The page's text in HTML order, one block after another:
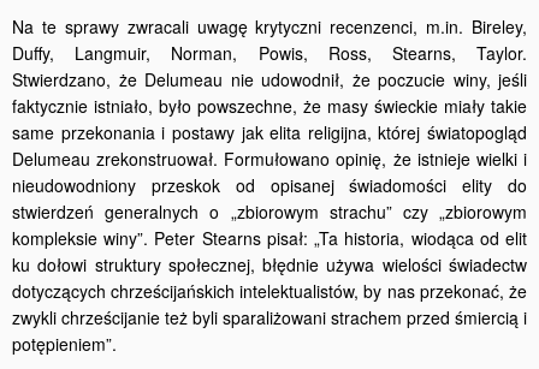
Na te sprawy zwracali uwagę krytyczni recenzenci, m.in. Bireley,
Duffy, Langmuir, Norman, Powis, Ross, Stearns, Taylor.
Stwierdzano, że Delumeau nie udowodnił, że poczucie winy, jeśli
faktycznie istniało, było powszechne, że masy świeckie miały takie
same przekonania i postawy jak elita religijna, której światopogląd
Delumeau zrekonstruował. Formułowano opinię, że istnieje wielki i
nieudowodniony przeskok od opisanej świadomości elity do
stwierdzeń generalnych o „zbiorowym strachu” czy „zbiorowym
kompleksie winy”. Peter Stearns pisał: „Ta historia, wiodąca od elit
ku dołowi struktury społecznej, błędnie używa wielości świadectw
dotyczących chrześcijańskich intelektualistów, by nas przekonać, że
zwykli chrześcijanie też byli sparaliżowani strachem przed śmiercią i
potępieniem”.